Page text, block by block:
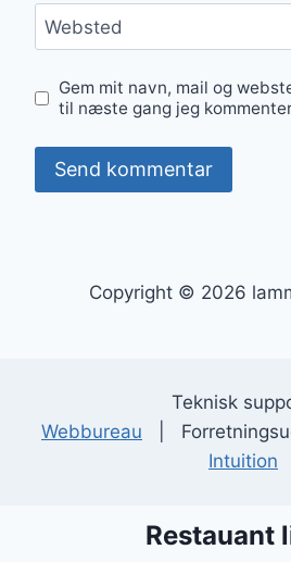
Websted
Gem mit navn, mail og
til næste gang jeg
Copyright © 2026
Teknisk
Webbureau |
Intuition
Restauant